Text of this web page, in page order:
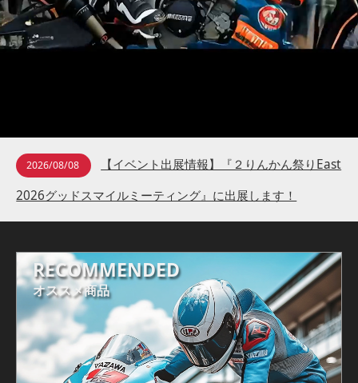
2026/08/08
【イベント出展情報】『２りんかん祭りEast
2026グッドスマイルミーティング』に出展します！
RECOMMENDED
オススメ商品